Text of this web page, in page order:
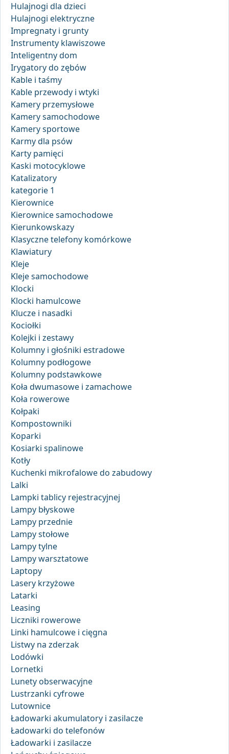
Hulajnogi dla dzieci
Hulajnogi elektryczne
Impregnaty i grunty
Instrumenty klawiszowe
Inteligentny dom
Irygatory do zębów
Kable i taśmy
Kable przewody i wtyki
Kamery przemysłowe
Kamery samochodowe
Kamery sportowe
Karmy dla psów
Karty pamięci
Kaski motocyklowe
Katalizatory
kategorie 1
Kierownice
Kierownice samochodowe
Kierunkowskazy
Klasyczne telefony komórkowe
Klawiatury
Kleje
Kleje samochodowe
Klocki
Klocki hamulcowe
Klucze i nasadki
Kociołki
Kolejki i zestawy
Kolumny i głośniki estradowe
Kolumny podłogowe
Kolumny podstawkowe
Koła dwumasowe i zamachowe
Koła rowerowe
Kołpaki
Kompostowniki
Koparki
Kosiarki spalinowe
Kotły
Kuchenki mikrofalowe do zabudowy
Lalki
Lampki tablicy rejestracyjnej
Lampy błyskowe
Lampy przednie
Lampy stołowe
Lampy tylne
Lampy warsztatowe
Laptopy
Lasery krzyżowe
Latarki
Leasing
Liczniki rowerowe
Linki hamulcowe i cięgna
Listwy na zderzak
Lodówki
Lornetki
Lunety obserwacyjne
Lustrzanki cyfrowe
Lutownice
Ładowarki akumulatory i zasilacze
Ładowarki do telefonów
Ładowarki i zasilacze